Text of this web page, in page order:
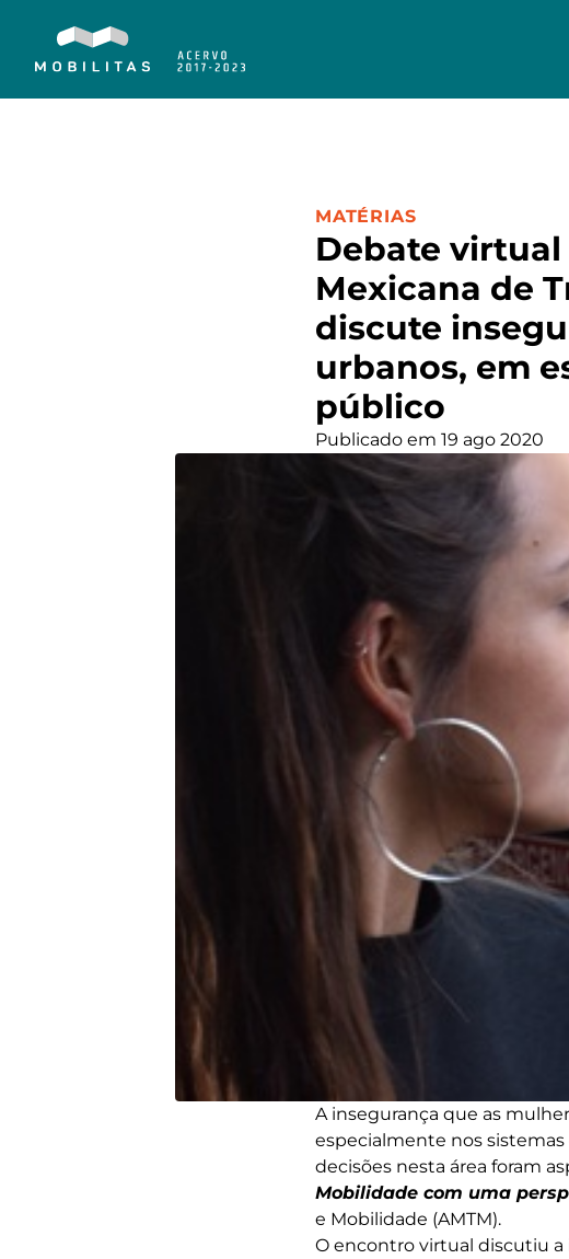
Debate
Mexicana de
discute
urbanos, em
público
CATEGORIA:
MATÉRIAS
Publicado em 19 ago 2020
A insegurança que as
especialmente nos
decisões nesta área foram
Mobilidade com uma
e Mobilidade (AMTM).
O encontro virtual discutiu